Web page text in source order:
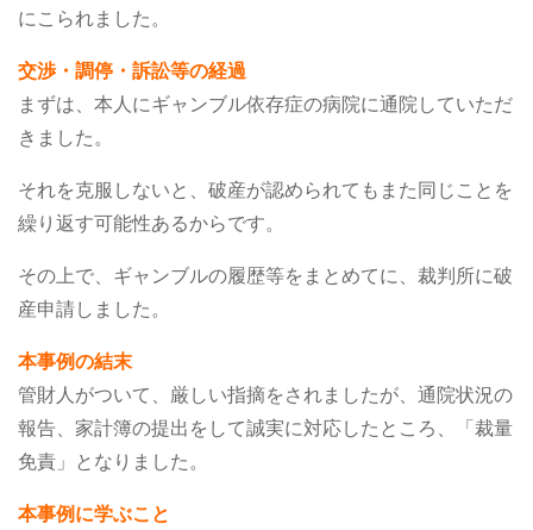
にこられました。
交渉・調停・訴訟等の経過
まずは、本人にギャンブル依存症の病院に通院していただ
きました。
それを克服しないと、破産が認められてもまた同じことを
繰り返す可能性あるからです。
その上で、ギャンブルの履歴等をまとめてに、裁判所に破
産申請しました。
本事例の結末
管財人がついて、厳しい指摘をされましたが、通院状況の
報告、家計簿の提出をして誠実に対応したところ、「裁量
免責」となりました。
本事例に学ぶこと